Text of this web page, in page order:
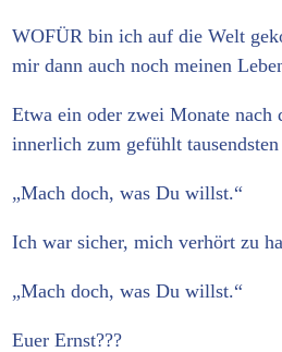
WOFÜR bin ich auf die Welt
mir dann auch noch meinen
Etwa ein oder zwei Monate nach
innerlich zum gefühlt
„Mach doch, was Du willst.“
Ich war sicher, mich verhört zu
„Mach doch, was Du willst.“
Euer Ernst???